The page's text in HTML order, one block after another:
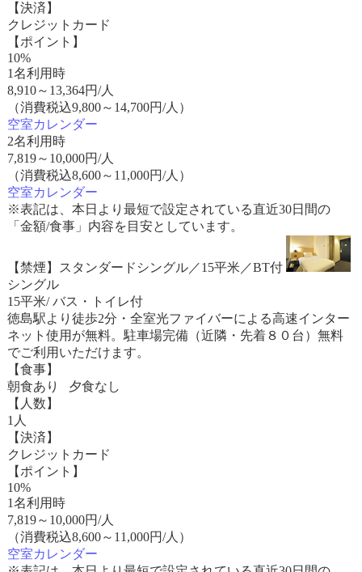
【決済】
クレジットカード
【ポイント】
10%
1名利用時
8,910～ 13,364円/人
（消費税込9,800～14,700円/人）
空室カレンダー
2名利用時
7,819～ 10,000円/人
（消費税込8,600～11,000円/人）
空室カレンダー
※表記は、本日より最短で設定されている直近30日間の
「金額/食事」内容を目安としています。
【禁煙】スタンダードシングル／15平米／BT付
シングル
15平米/ バス・トイレ付
徳島駅より徒歩2分・全室光ファイバーによる高速インター
ネット使用が無料。駐車場完備（近隣・先着８０台）無料
でご利用いただけます。
【食事】
朝食あり 夕食なし
【人数】
1人
【決済】
クレジットカード
【ポイント】
10%
1名利用時
7,819～ 10,000円/人
（消費税込8,600～11,000円/人）
空室カレンダー